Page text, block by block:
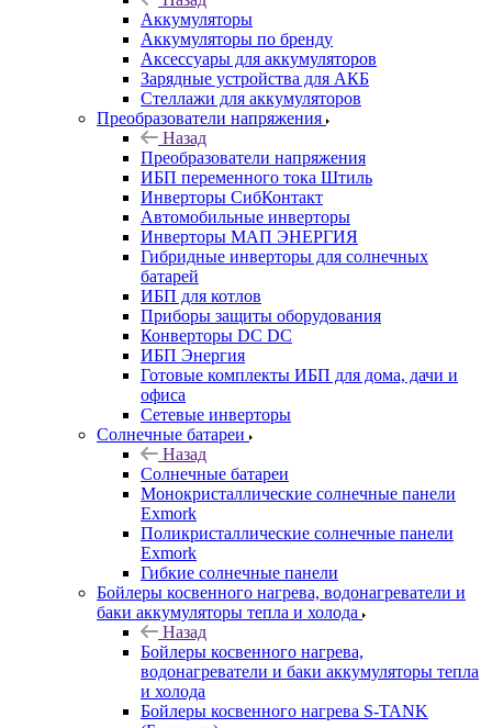
Аккумуляторы
Аккумуляторы по бренду
Аксессуары для аккумуляторов
Зарядные устройства для АКБ
Стеллажи для аккумуляторов
Преобразователи напряжения
Назад
Преобразователи напряжения
ИБП переменного тока Штиль
Инверторы СибКонтакт
Автомобильные инверторы
Инверторы МАП ЭНЕРГИЯ
Гибридные инверторы для солнечных
батарей
ИБП для котлов
Приборы защиты оборудования
Конверторы DC DC
ИБП Энергия
Готовые комплекты ИБП для дома, дачи и
офиса
Сетевые инверторы
Солнечные батареи
Назад
Солнечные батареи
Монокристаллические солнечные панели
Exmork
Поликристаллические солнечные панели
Exmork
Гибкие солнечные панели
Бойлеры косвенного нагрева, водонагреватели и
баки аккумуляторы тепла и холода
Назад
Бойлеры косвенного нагрева,
водонагреватели и баки аккумуляторы тепла
и холода
Бойлеры косвенного нагрева S-TANK